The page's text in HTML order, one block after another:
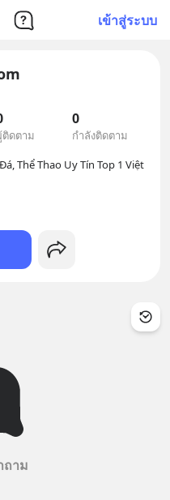
เข้าสู่ระบบ
ติดตาม
0
กำลังติดตาม
Thể Thao Uy Tín Top 1 Việt
ถาม